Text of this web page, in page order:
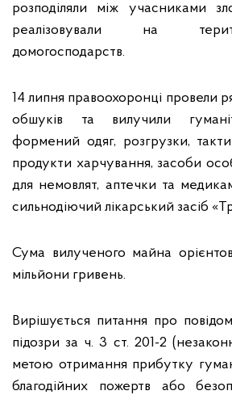
розподіляли між учасниками
реалізовували на
домогосподарств.
14 липня правоохоронці провели
обшуків та вилучили
формений одяг, розгрузки,
продукти харчування, засоби
для немовлят, аптечки та
сильнодіючий лікарський засіб
Сума вилученого майна
мільйони гривень.
Вирішується питання про
підозри за ч. 3 ст. 201-2
метою отримання прибутку
благодійних пожертв або